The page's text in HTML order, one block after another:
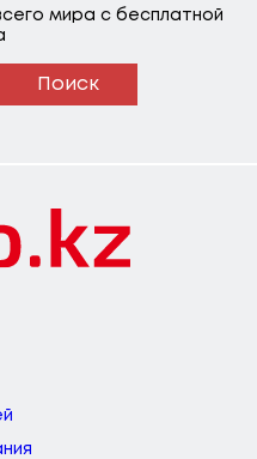
мира с бесплатной
Поиск